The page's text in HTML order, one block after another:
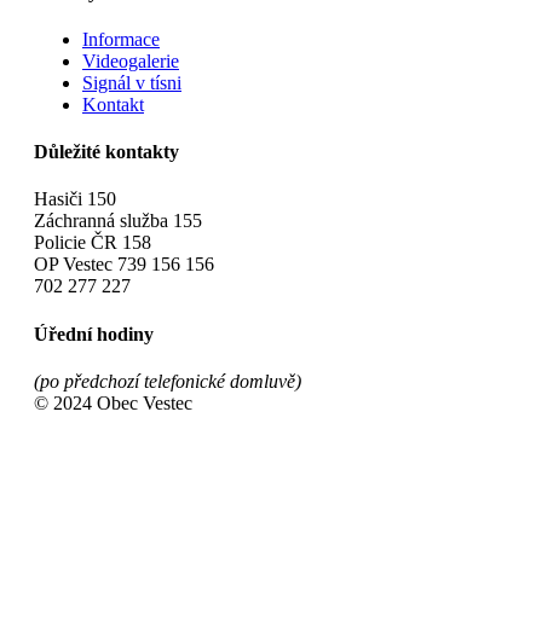
Informace
Videogalerie
Signál v tísni
Kontakt
Důležité kontakty
Hasiči 150
Záchranná služba 155
Policie ČR 158
OP Vestec 739 156 156
702 277 227
Úřední hodiny
(po předchozí telefonické domluvě)
© 2024 Obec Vestec